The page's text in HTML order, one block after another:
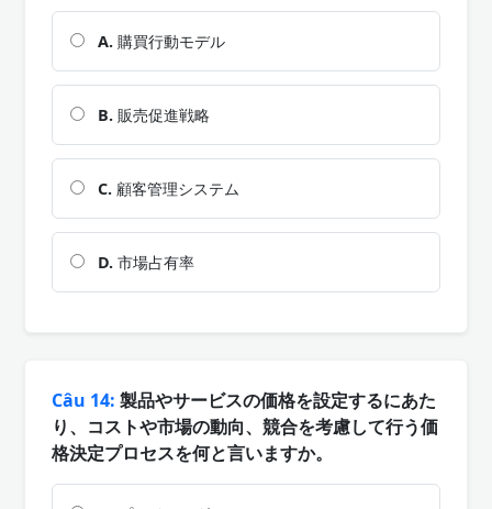
A. 購買行動モデル
B. 販売促進戦略
C. 顧客管理システム
D. 市場占有率
Câu 14: 製品やサービスの価格を設定するにあた
り、コストや市場の動向、競合を考慮して行う価
格決定プロセスを何と言いますか。